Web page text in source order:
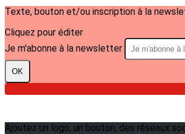
Texte, bouton et/ou inscription à la
Cliquez pour éditer
Je m'abonne à la newsletter
OK
Ajoutez un logo, un bouton, des réseaux